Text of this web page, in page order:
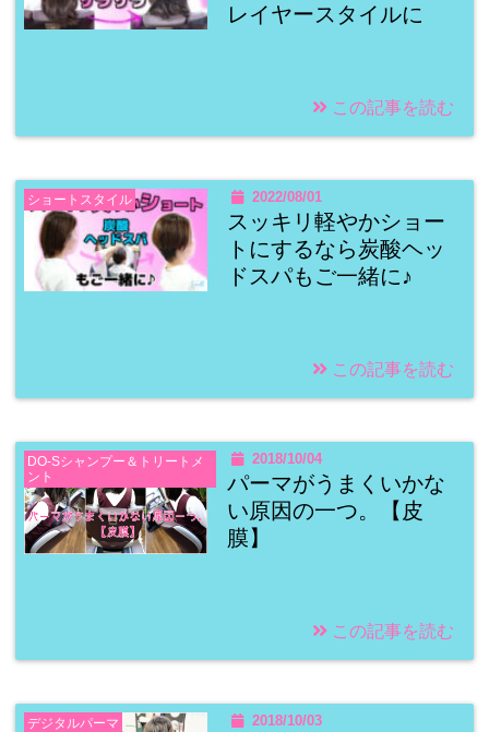
レイヤースタイルに
この記事を読む
ショートスタイル 2022/08/01
スッキリ軽やかショー
トにするなら炭酸ヘッ
ドスパもご一緒に♪
この記事を読む
DO-Sシャンプー＆トリートメ
ント
2018/10/04
パーマがうまくいかな
い原因の一つ。【皮
膜】
この記事を読む
デジタルパーマ 2018/10/03